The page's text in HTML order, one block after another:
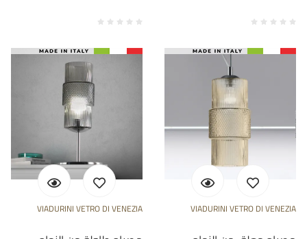
VIADURINI VETRO DI VENEZIA VIADURINI VETRO DI VENEZIA